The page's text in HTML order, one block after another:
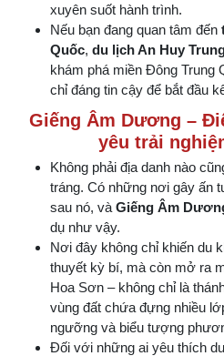
xuyên suốt hành trình.
Nếu bạn đang quan tâm đến
Quốc, du lịch An Huy
khám phá miền Đông Trung
chỉ đáng tin cậy để bắt đầu
Giếng Âm Dương –
yêu trải
Không phải địa danh nào
tráng. Có những nơi gây ấn
sau nó, và Giếng Âm
dụ như vậy.
Nơi đây không chỉ khiến du
thuyết kỳ bí, mà còn mở ra
Hoa Sơn – không chỉ là
vùng đất chứa đựng nhiều
ngưỡng và biểu tượng
Đối với những ai yêu thích